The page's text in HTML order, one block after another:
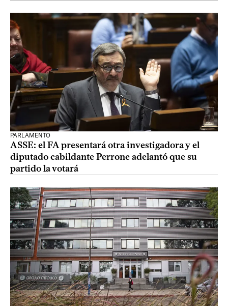
PARLAMENTO
ASSE: el FA presentará otra investigadora y el
diputado cabildante Perrone adelantó que su
partido la votará